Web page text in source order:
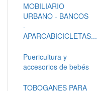
MOBILIARIO
URBANO - BANCOS
-
APARCABICICLETAS...
Puericultura y
accesorios de bebés
TOBOGANES PARA